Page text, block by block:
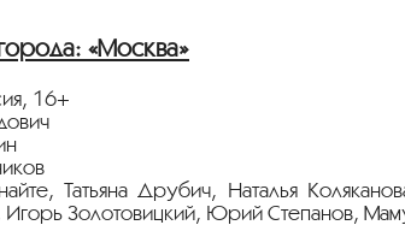
«Москва»
16+
Татьяна Друбич, Наталья
Игорь Золотовицкий, Юрий Степанов,